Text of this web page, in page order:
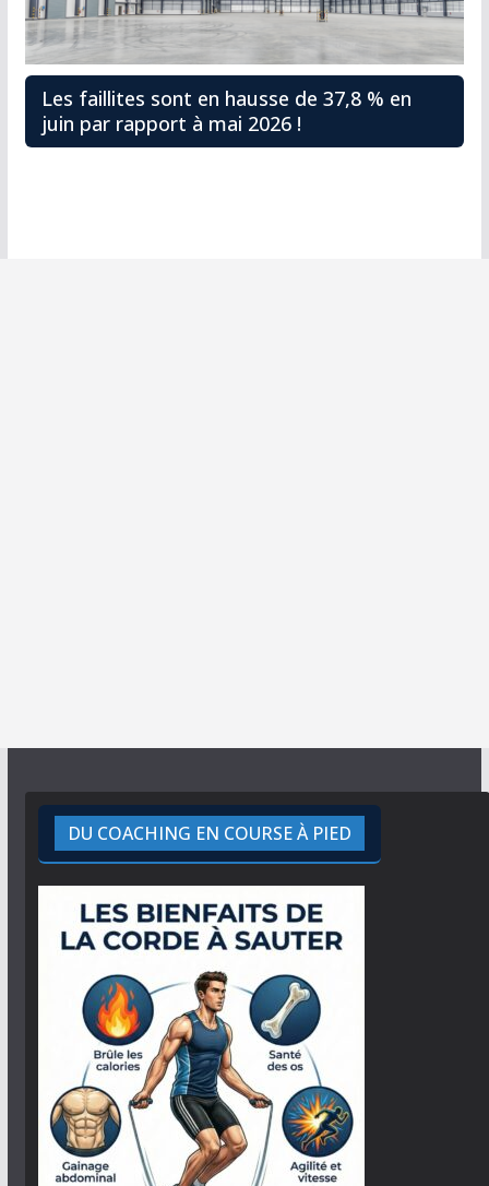
Les faillites sont en hausse de 37,8 % en
juin par rapport à mai 2026 !
DU COACHING EN COURSE À PIED